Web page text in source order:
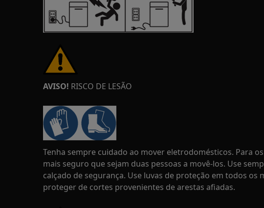
AVISO! RISCO DE LESÃO
Tenha sempre cuidado ao mover eletrodomésticos. Para
mais seguro que sejam duas pessoas a movê-los. Use
calçado de segurança. Use luvas de proteção em todos os
proteger de cortes provenientes de arestas afiadas.